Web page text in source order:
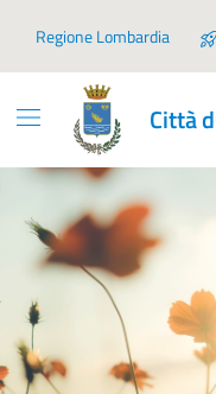
Regione Lombardia
Città